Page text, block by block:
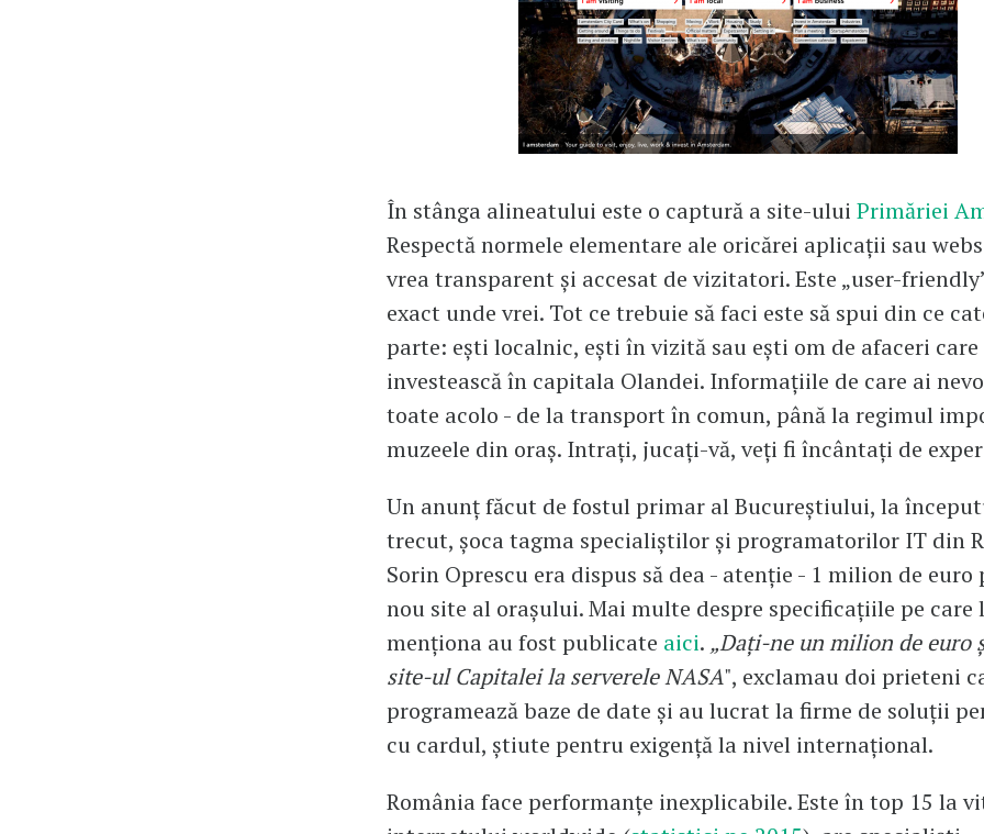
În stânga alineatului este o captură a site-ului Primăriei
Respectă normele elementare ale oricărei aplicații sau
vrea transparent și accesat de vizitatori. Este „user-
exact unde vrei. Tot ce trebuie să faci este să spui din ce
parte: ești localnic, ești în vizită sau ești om de afaceri care
investească în capitala Olandei. Informațiile de care ai
toate acolo - de la transport în comun, până la regimul
muzeele din oraș. Intrați, jucați-vă, veți fi încântați de
Un anunț făcut de fostul primar al Bucureștiului, la
trecut, șoca tagma specialiștilor și programatorilor IT din
Sorin Oprescu era dispus să dea - atenție - 1 milion de
nou site al orașului. Mai multe despre specificațiile pe care
menționa au fost publicate aici. „Dați-ne un milion de euro
site-ul Capitalei la serverele NASA", exclamau doi prieteni
programează baze de date și au lucrat la firme de soluții
cu cardul, știute pentru exigență la nivel internațional.
România face performanțe inexplicabile. Este în top 15 la